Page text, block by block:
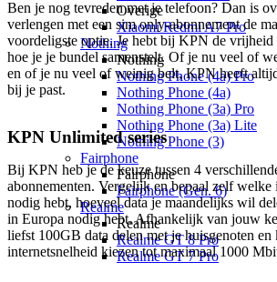
Overige
Xiaomi Redmi A7 Pro
Nothing
Nothing
Nothing Phone (4a) Pro
Nothing Phone (4a)
Nothing Phone (3a) Pro
Nothing Phone (3a) Lite
Nothing Phone (3)
Fairphone
Fairphone
Fairphone (Gen. 6)
Realme
Realme
Realme GT 8 Pro
Realme GT 7 Pro
Ben je nog tevreden met je telefoon? Dan is
verlengen met een sim only-abonnement de
voordeligste optie. Je hebt bij KPN de vrijheid
hoe je je bundel samenstelt. Of je nu veel of
en of je nu veel of weinig belt, KPN heeft
bij je past.
KPN Unlimited series
Bij KPN heb je de keuze tussen 4
abonnementen. Vergelijk en bepaal zelf welke
nodig hebt, hoeveel data je maandelijks wil
in Europa nodig hebt. Afhankelijk van jouw
liefst 100GB data delen met je huisgenoten en
internetsnelheid kiezen tot maximaal 1000